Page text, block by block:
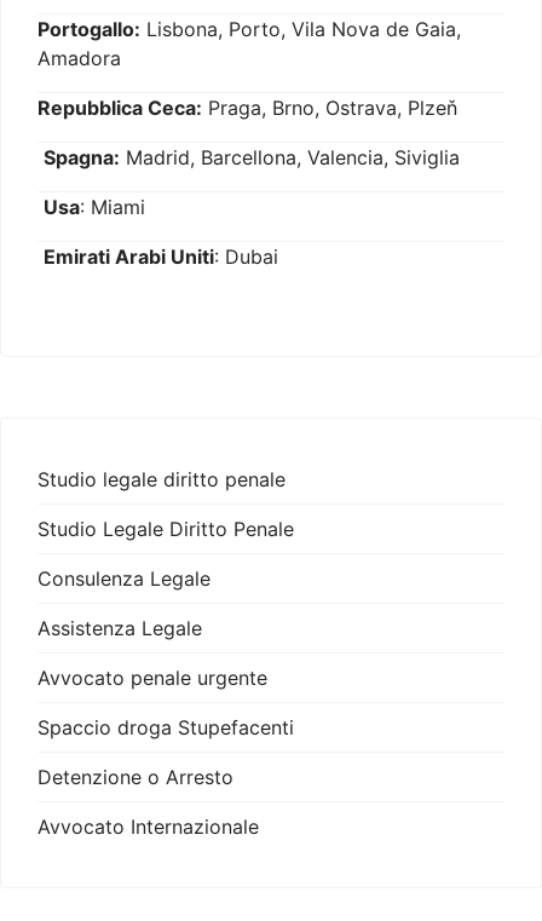
Portogallo: Lisbona, Porto, Vila Nova de Gaia,
Amadora
Repubblica Ceca: Praga, Brno, Ostrava, Plzeň
Spagna: Madrid, Barcellona, Valencia, Siviglia
Usa: Miami
Emirati Arabi Uniti: Dubai
Studio legale diritto penale
Studio Legale Diritto Penale
Consulenza Legale
Assistenza Legale
Avvocato penale urgente
Spaccio droga Stupefacenti
Detenzione o Arresto
Avvocato Internazionale